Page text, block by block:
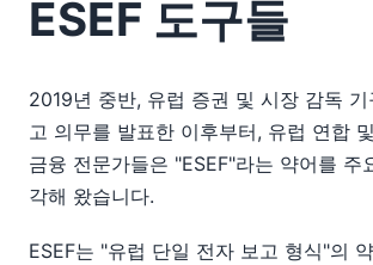
ESEF 도구들
2019년 중반, 유럽 증권 및 시장 감독 기
고 의무를 발표한 이후부터, 유럽 연합
금융 전문가들은 "ESEF"라는 약어를 주
각해 왔습니다.
ESEF는 "유럽 단일 전자 보고 형식"의